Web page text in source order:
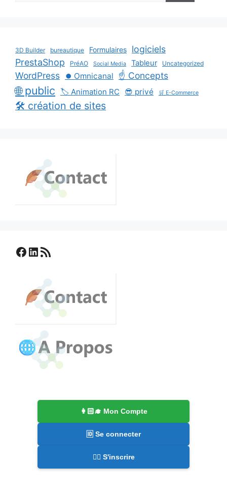
3D Builder bureautique Formulaires
logiciels
PrestaShop
PréAO Social Media Tableur Uncategorized
WordPress ⏺️ Omnicanal ☝️ Concepts
🌐 public 🏷️ Animation RC 😎 privé 🛒 E-Commerce
🛠️ création de sites
Facebook
LinkedIn
Flux RSS
👩🏻‍🎓 Mon Compte
🆔 Se connecter
✍🏻 S'inscrire